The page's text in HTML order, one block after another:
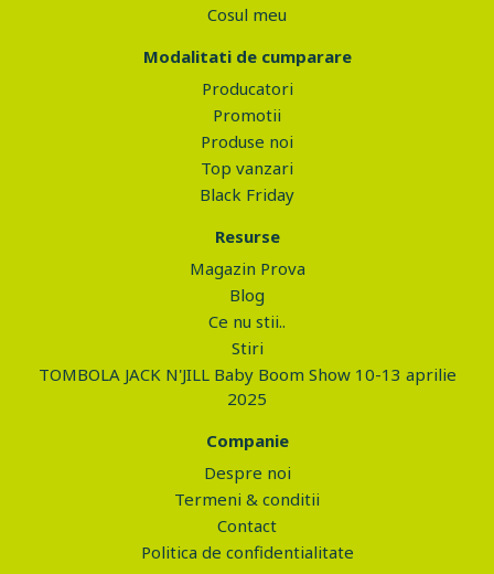
Cosul meu
Modalitati de cumparare
Producatori
Promotii
Produse noi
Top vanzari
Black Friday
Resurse
Magazin Prova
Blog
Ce nu stii..
Stiri
TOMBOLA JACK N'JILL Baby Boom Show 10-13 aprilie
2025
Companie
Despre noi
Termeni & conditii
Contact
Politica de confidentialitate